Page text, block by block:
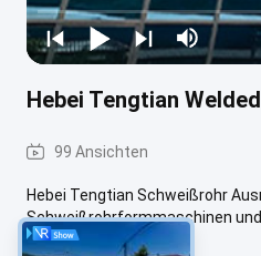
Hebei Tengtian
99 Ansichten
Hebei Tengtian Schweißrohr
Schweißrohrformmaschinen